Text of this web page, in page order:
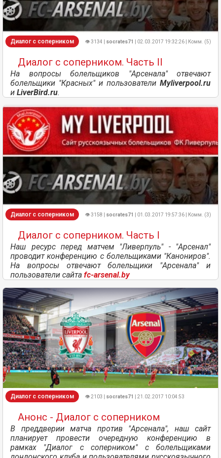
Диалог с соперником 👁 3134 | socrates71 | 02.03.2017 19:32:26 | Комм. (5)
Диалог с соперником. Часть II
На вопросы болельщиков "Арсенала" отвечают
болельщики "Красных" и пользователи Myliverpool.ru
и LiverBird.ru.
Диалог с соперником 👁 3158 | socrates71 | 01.03.2017 19:57:36 | Комм. (3)
Диалог с соперником. Часть I
Наш ресурс перед матчем "Ливерпуль" - "Арсенал"
проводит конференцию с болельщиками "Канониров".
На вопросы отвечают болельщики "Арсенала" и
пользователи сайта fc-arsenal.by
Диалог с соперником 👁 2103 | socrates71 | 21.02.2017 10:04:53
Анонс - Диалог с соперником
В преддверии матча против "Арсенала", наш сайт
планирует провести очередную конференцию в
рамках "Диалог с соперником" с болельщиками